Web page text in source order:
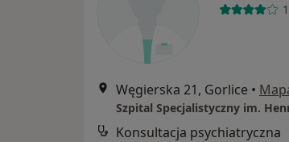
Węgierska 21, Gorlice •
Konsultacja psychiatryczna